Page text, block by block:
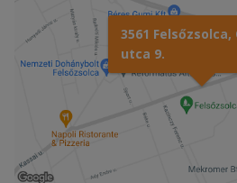
3561 Felsőzsolca,
utca 9.